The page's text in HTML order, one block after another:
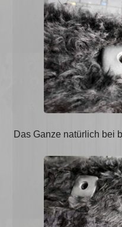
Das Ganze natürlich bei